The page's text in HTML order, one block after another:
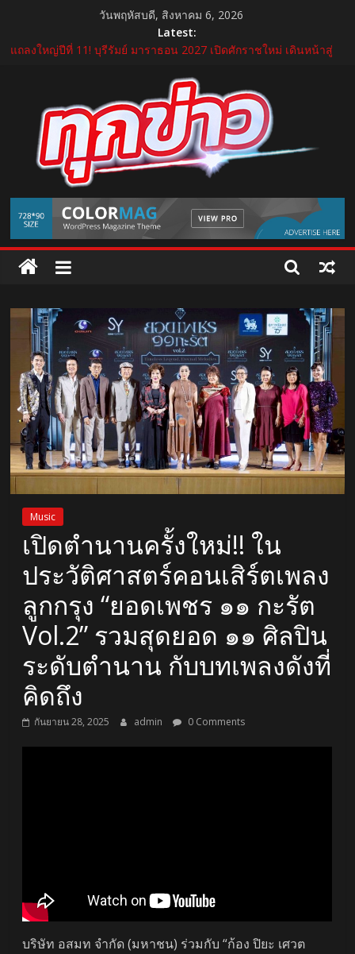
content
วันพฤหัสบดี, สิงหาคม 6, 2026
Latest:
“GDH” เปิดโผโปรเจกต์ใหม่ใน “GDH CIRCLES Feel Good โคจร
ความสุข สนุกกว่าที่เคย”
แถลงใหญ่ปีที่ 11! บุรีรัมย์ มาราธอน 2027 เปิดศักราชใหม่ เดินหน้าสู่
Marathon Destination แห่งเอเชีย
บำรุงราษฎร์ ยกระดับศูนย์เวชศาสตร์การกีฬาและข้อ ดูแลแบบองค์
รวม ตอบรับเทรนด์ Active Lifestyle
บีโอไอผนึกพันธมิตรจัด THECA 2026 เชื่อมห่วงโซ่อิเล็กทรอนิกส์ หนุน
ไทยสู่ฐานผลิตเทคโนโลยีขั้นสูง
กระทรวงคมนาคม เปิดนิทรรศการ “เกษมสุขทุกค่ำเช้า” เฉลิม
พระชนมพรรษา พระบาทสมเด็จพระเจ้าอยู่หัว 28 กรกฎาคม 2569
TukKhao
AllNews
Music
เปิดตำนานครั้งใหม่!! ใน
ประวัติศาสตร์คอนเสิร์ตเพลง
ลูกกรุง “ยอดเพชร ๑๑ กะรัต
Vol.2” รวมสุดยอด ๑๑ ศิลปิน
ระดับตำนาน กับบทเพลงดังที่
คิดถึง
กันยายน 28, 2025 admin 0 Comments
บริษัท อสมท จำกัด (มหาชน) ร่วมกับ “ก้อง ปิยะ เศวต